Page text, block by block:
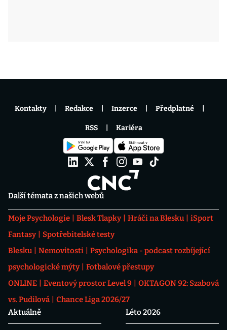
Další témata z našich webů
Moje Psychologie Blesk Tlapky Hráči na Blesku
iSport
Fantasy
Spotřebitelské testy
Blesku
Nemovitosti
Psychologika - podcast rozbíjející
psychologické mýty
Fotbalové přestupy
ONLINE
Eventový prostor Level 9
OKTAGON 92: Szabová
vs. Pudilová
Chance Liga 2026/27
Aktuálně
Léto 2026
Kontakty Redakce Inzerce Předplatné
RSS Kariéra